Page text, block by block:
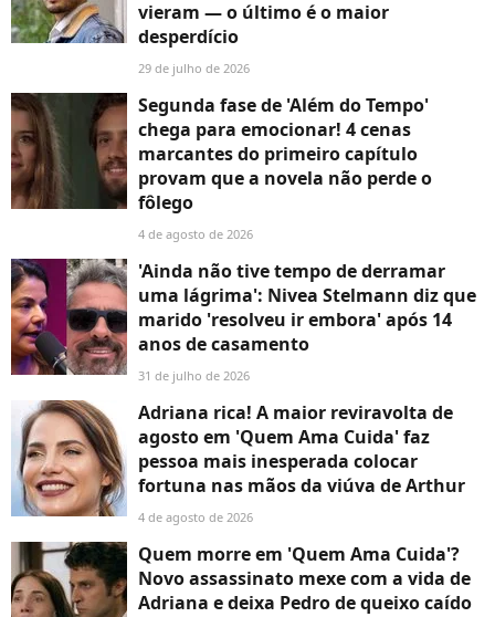
vieram — o último é o maior
desperdício
29 de julho de 2026
Segunda fase de 'Além do Tempo'
chega para emocionar! 4 cenas
marcantes do primeiro capítulo
provam que a novela não perde o
fôlego
4 de agosto de 2026
'Ainda não tive tempo de derramar
uma lágrima': Nivea Stelmann diz que
marido 'resolveu ir embora' após 14
anos de casamento
31 de julho de 2026
Adriana rica! A maior reviravolta de
agosto em 'Quem Ama Cuida' faz
pessoa mais inesperada colocar
fortuna nas mãos da viúva de Arthur
4 de agosto de 2026
Quem morre em 'Quem Ama Cuida'?
Novo assassinato mexe com a vida de
Adriana e deixa Pedro de queixo caído